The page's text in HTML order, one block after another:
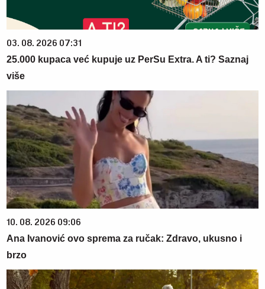
03. 08. 2026 07:31
25.000 kupaca već kupuje uz PerSu Extra. A ti? Saznaj
više
10. 08. 2026 09:06
Ana Ivanović ovo sprema za ručak: Zdravo, ukusno i
brzo